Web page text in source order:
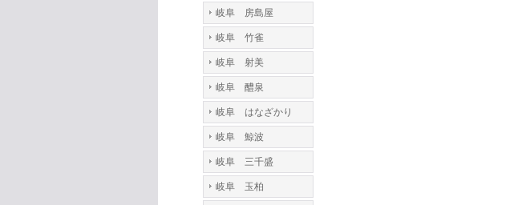
岐阜 房島屋
岐阜 竹雀
岐阜 射美
岐阜 醴泉
岐阜 はなざかり
岐阜 鯨波
岐阜 三千盛
岐阜 玉柏